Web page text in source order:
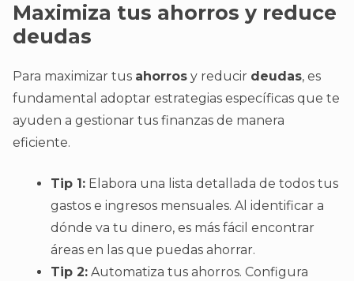
Maximiza tus ahorros y reduce
deudas
Para maximizar tus ahorros y reducir deudas, es
fundamental adoptar estrategias específicas que te
ayuden a gestionar tus finanzas de manera
eficiente.
Tip 1: Elabora una lista detallada de todos tus
gastos e ingresos mensuales. Al identificar a
dónde va tu dinero, es más fácil encontrar
áreas en las que puedas ahorrar.
Tip 2: Automatiza tus ahorros. Configura